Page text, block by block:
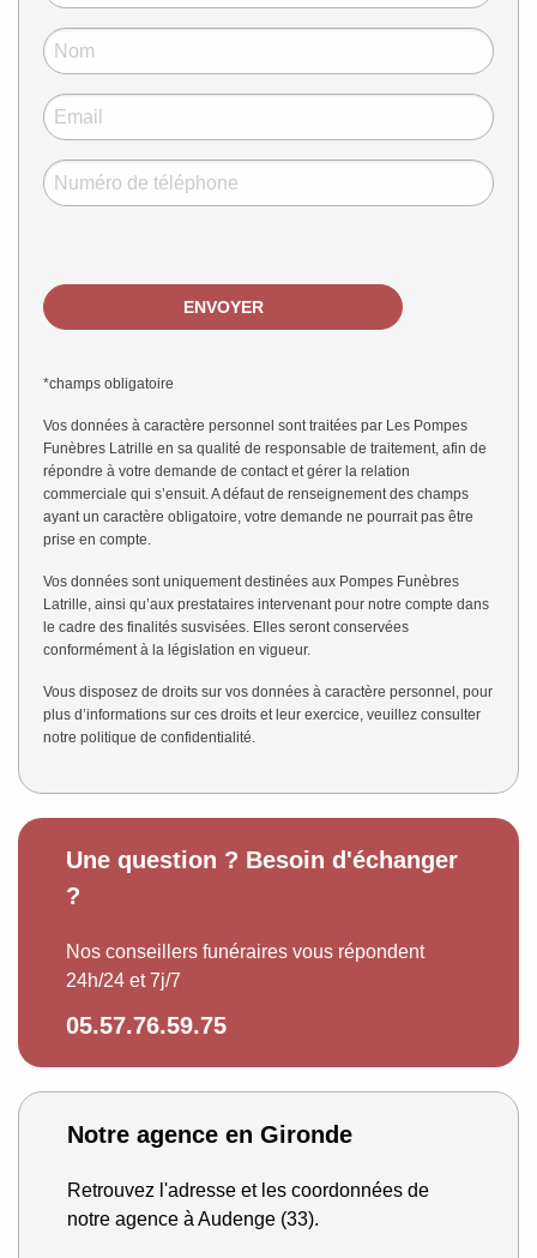
*champs obligatoire
Vos données à caractère personnel sont traitées par Les Pompes
Funèbres Latrille en sa qualité de responsable de traitement, afin de
répondre à votre demande de contact et gérer la relation
commerciale qui s’ensuit. A défaut de renseignement des champs
ayant un caractère obligatoire, votre demande ne pourrait pas être
prise en compte.
Vos données sont uniquement destinées aux Pompes Funèbres
Latrille, ainsi qu’aux prestataires intervenant pour notre compte dans
le cadre des finalités susvisées. Elles seront conservées
conformément à la législation en vigueur.
Vous disposez de droits sur vos données à caractère personnel, pour
plus d’informations sur ces droits et leur exercice, veuillez consulter
notre politique de confidentialité.
Une question ? Besoin d'échanger
?
Nos conseillers funéraires vous répondent
24h/24 et 7j/7
05.57.76.59.75
Notre agence en Gironde
Retrouvez l'adresse et les coordonnées de
notre agence à Audenge (33).